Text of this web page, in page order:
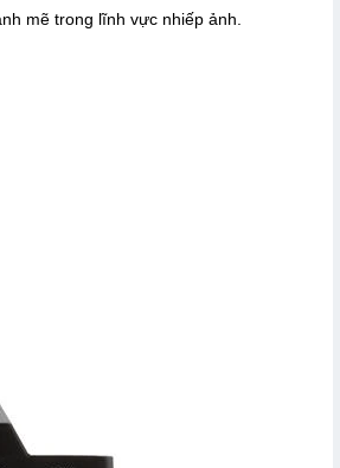
mẽ trong lĩnh vực nhiếp ảnh.